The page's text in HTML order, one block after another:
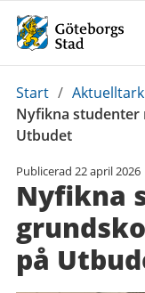
Du
är
här:
Start /
Nyfikna
Utbudet
Publicerad 22 april 2026
Nyfikna
på